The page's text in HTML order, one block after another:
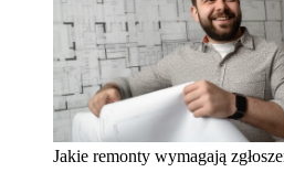
Jakie remonty wymagają